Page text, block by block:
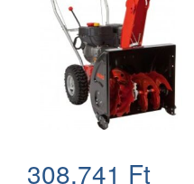
308.741 Ft